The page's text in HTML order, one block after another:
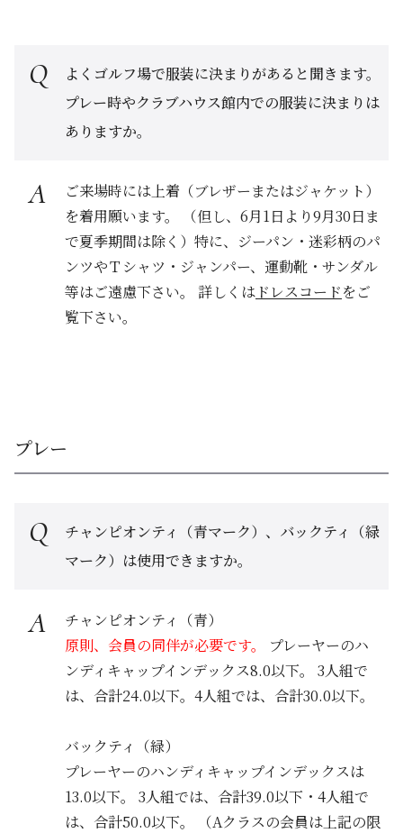
よくゴルフ場で服装に決まりがあると聞きます。
プレー時やクラブハウス館内での服装に決まりは
ありますか。
ご来場時には上着（ブレザーまたはジャケット）
を着用願います。 （但し、6月1日より9月30日ま
で夏季期間は除く）特に、ジーパン・迷彩柄のパ
ンツやＴシャツ・ジャンパー、運動靴・サンダル
等はご遠慮下さい。 詳しくは ドレスコードをご
覧下さい。
プレー
チャンピオンティ（青マーク）、バックティ（緑
マーク）は使用できますか。
チャンピオンティ（青）
原則、会員の同伴が必要です。
プレーヤーのハ
ンディキャップインデックス8.0以下。 3人組で
は、合計24.0以下。4人組では、合計30.0以下。
バックティ（緑）
プレーヤーのハンディキャップインデックスは
13.0以下。 3人組では、合計39.0以下・4人組で
は、合計50.0以下。 （Aクラスの会員は上記の限